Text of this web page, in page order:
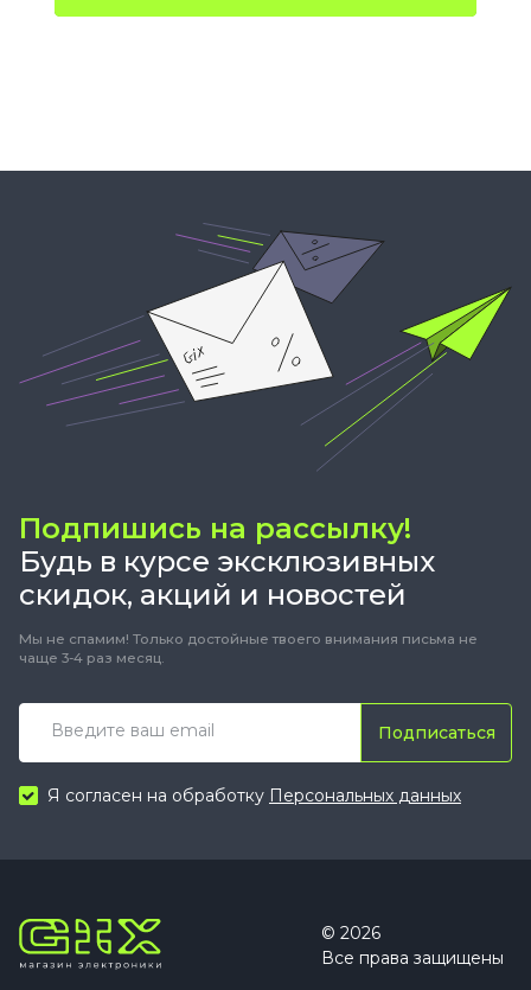
Подпишись на рассылку!
Будь в курсе эксклюзивных
скидок, акций и новостей
Мы не спамим! Только достойные твоего внимания письма не
чаще 3-4 раз месяц.
Подписаться
Я согласен на обработку Персональных данных
© 2026
Все права защищены